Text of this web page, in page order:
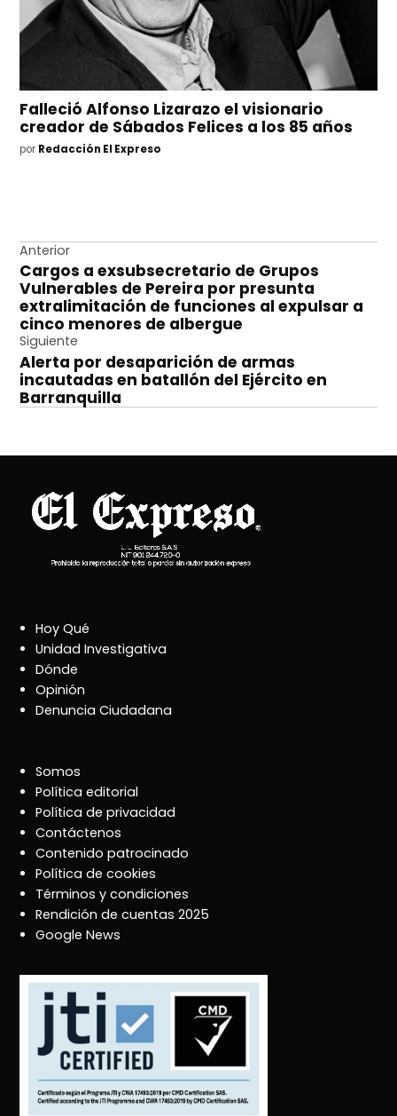
Falleció Alfonso Lizarazo el visionario
creador de Sábados Felices a los 85 años
por Redacción El Expreso
Navegación
de
entradas
Anterior
Cargos a exsubsecretario de Grupos
Vulnerables de Pereira por presunta
extralimitación de funciones al expulsar a
cinco menores de albergue
Siguiente
Alerta por desaparición de armas
incautadas en batallón del Ejército en
Barranquilla
Hoy Qué
Unidad Investigativa
Dónde
Opinión
Denuncia Ciudadana
Somos
Política editorial
Política de privacidad
Contáctenos
Contenido patrocinado
Política de cookies
Términos y condiciones
Rendición de cuentas 2025
Google News